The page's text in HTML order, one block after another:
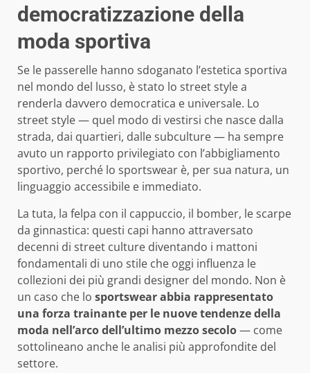
democratizzazione della
moda sportiva
Se le passerelle hanno sdoganato l’estetica sportiva
nel mondo del lusso, è stato lo street style a
renderla davvero democratica e universale. Lo
street style — quel modo di vestirsi che nasce dalla
strada, dai quartieri, dalle subculture — ha sempre
avuto un rapporto privilegiato con l’abbigliamento
sportivo, perché lo sportswear è, per sua natura, un
linguaggio accessibile e immediato.
La tuta, la felpa con il cappuccio, il bomber, le scarpe
da ginnastica: questi capi hanno attraversato
decenni di street culture diventando i mattoni
fondamentali di uno stile che oggi influenza le
collezioni dei più grandi designer del mondo. Non è
un caso che lo sportswear abbia rappresentato
una forza trainante per le nuove tendenze della
moda nell’arco dell’ultimo mezzo secolo— come
sottolineano anche le analisi più approfondite del
settore.